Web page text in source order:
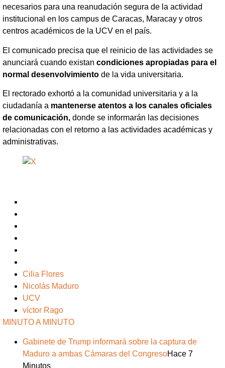
necesarios para una reanudación segura de la actividad
institucional en los campus de Caracas, Maracay y otros
centros académicos de la UCV en el país.
El comunicado precisa que el reinicio de las actividades se
anunciará cuando existan condiciones apropiadas para el
normal desenvolvimiento de la vida universitaria.
El rectorado exhortó a la comunidad universitaria y a la
ciudadanía a mantenerse atentos a los canales oficiales
de comunicación, donde se informarán las decisiones
relacionadas con el retorno a las actividades académicas y
administrativas.
Cilia Flores
Nicolás Maduro
UCV
víctor Rago
MINUTO A MINUTO
Gabinete de Trump informará sobre la captura de
Maduro a ambas Cámaras del CongresoHace 7
Minutos